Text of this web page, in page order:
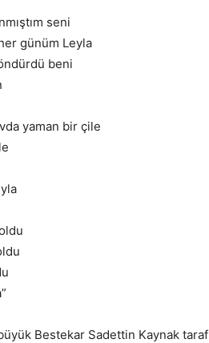
seni
günüm Leyla
beni
yaman bir çile
Bestekar Sadettin Kaynak